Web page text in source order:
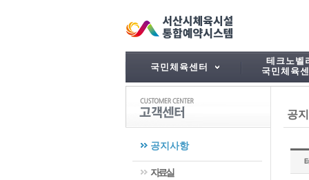
국민체육센터
테크노벨
국민체육
공지사항
자료실
공